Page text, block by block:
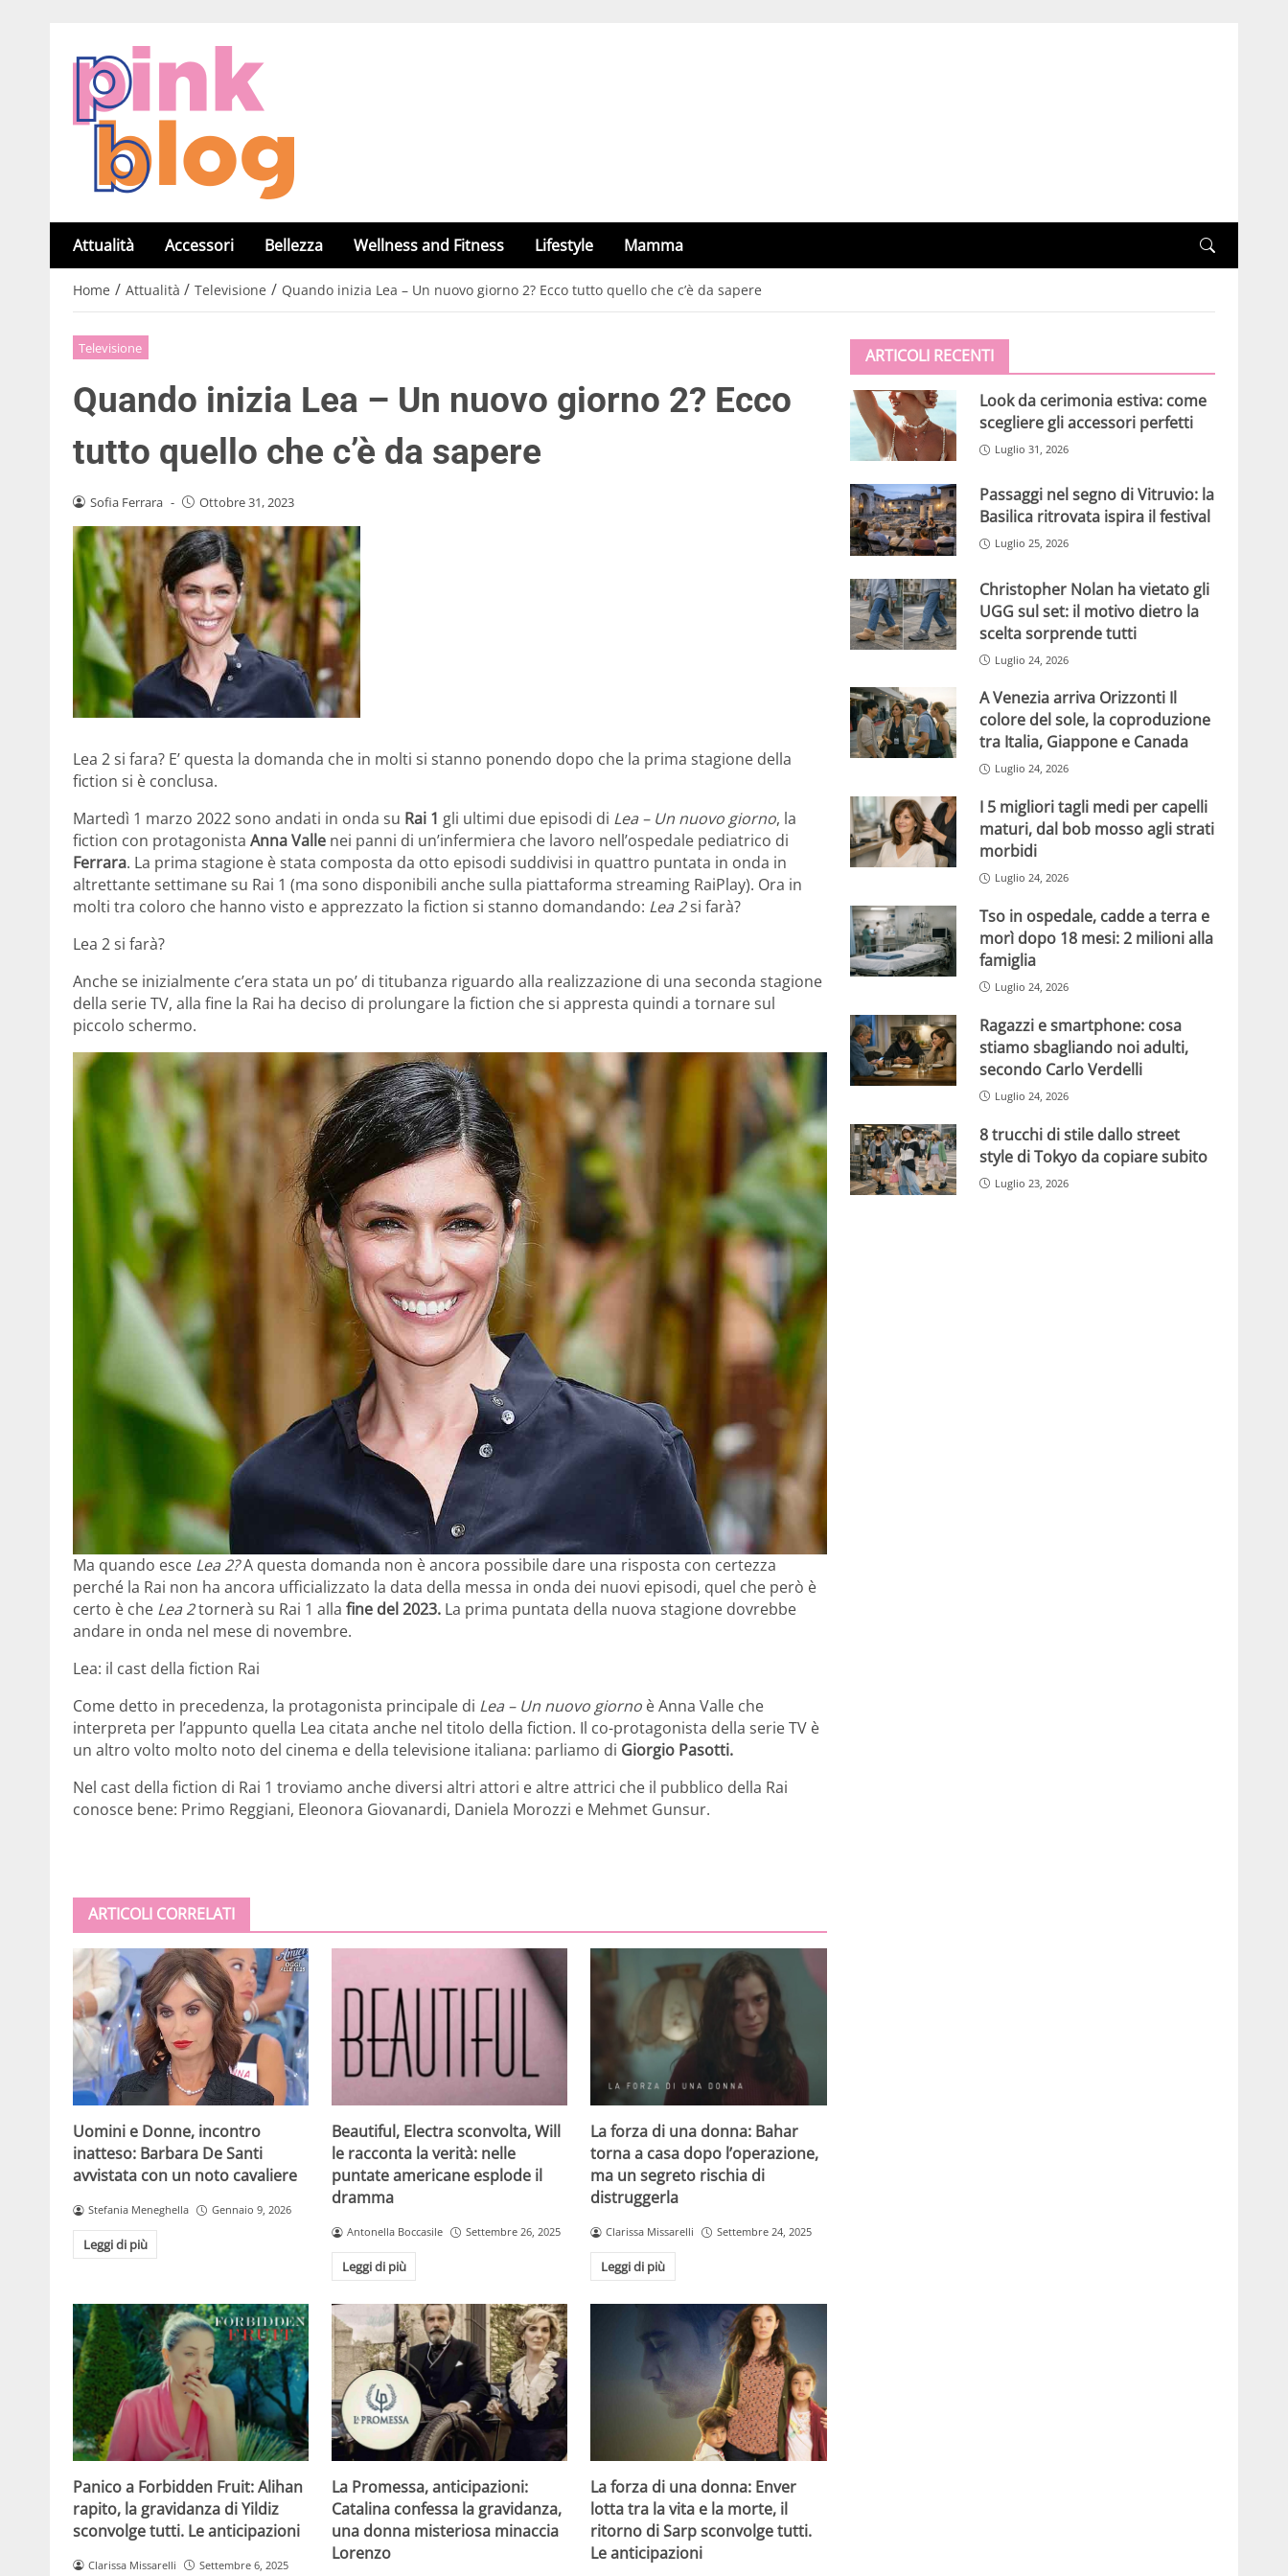
Attualità Accessori Bellezza Wellness and Fitness Lifestyle Mamma
Home / Attualità / Televisione / Quando inizia Lea – Un nuovo giorno 2? Ecco tutto quello che c’è da sapere
Televisione
Quando inizia Lea – Un nuovo giorno 2? Ecco
tutto quello che c’è da sapere
Sofia Ferrara - Ottobre 31, 2023
Lea 2 si fara? E’ questa la domanda che in molti si stanno ponendo dopo che la prima stagione della
fiction si è conclusa.
Martedì 1 marzo 2022 sono andati in onda su Rai 1 gli ultimi due episodi di Lea – Un nuovo giorno, la
fiction con protagonista Anna Valle nei panni di un’infermiera che lavoro nell’ospedale pediatrico di
Ferrara. La prima stagione è stata composta da otto episodi suddivisi in quattro puntata in onda in
altrettante settimane su Rai 1 (ma sono disponibili anche sulla piattaforma streaming RaiPlay). Ora in
molti tra coloro che hanno visto e apprezzato la fiction si stanno domandando: Lea 2si farà?
Lea 2 si farà?
Anche se inizialmente c’era stata un po’ di titubanza riguardo alla realizzazione di una seconda stagione
della serie TV, alla fine la Rai ha deciso di prolungare la fiction che si appresta quindi a tornare sul
piccolo schermo.
Ma quando esce Lea 2?A questa domanda non è ancora possibile dare una risposta con certezza
perché la Rai non ha ancora ufficializzato la data della messa in onda dei nuovi episodi, quel che però è
certo è che Lea 2tornerà su Rai 1 alla fine del 2023. La prima puntata della nuova stagione dovrebbe
andare in onda nel mese di novembre.
Lea: il cast della fiction Rai
Come detto in precedenza, la protagonista principale di Lea – Un nuovo giorno è Anna Valle che
interpreta per l’appunto quella Lea citata anche nel titolo della fiction. Il co-protagonista della serie TV è
un altro volto molto noto del cinema e della televisione italiana: parliamo di Giorgio Pasotti.
Nel cast della fiction di Rai 1 troviamo anche diversi altri attori e altre attrici che il pubblico della Rai
conosce bene: Primo Reggiani, Eleonora Giovanardi, Daniela Morozzi e Mehmet Gunsur.
ARTICOLI CORRELATI
Uomini e Donne, incontro
inatteso: Barbara De Santi
avvistata con un noto cavaliere
Stefania Meneghella Gennaio 9, 2026
Leggi di più
Beautiful, Electra sconvolta, Will
le racconta la verità: nelle
puntate americane esplode il
dramma
Antonella Boccasile Settembre 26, 2025
Leggi di più
La forza di una donna: Bahar
torna a casa dopo l’operazione,
ma un segreto rischia di
distruggerla
Clarissa Missarelli Settembre 24, 2025
Leggi di più
Panico a Forbidden Fruit: Alihan
rapito, la gravidanza di Yildiz
sconvolge tutti. Le anticipazioni
Clarissa Missarelli Settembre 6, 2025
La Promessa, anticipazioni:
Catalina confessa la gravidanza,
una donna misteriosa minaccia
Lorenzo
La forza di una donna: Enver
lotta tra la vita e la morte, il
ritorno di Sarp sconvolge tutti.
Le anticipazioni
ARTICOLI RECENTI
Look da cerimonia estiva: come
scegliere gli accessori perfetti
Luglio 31, 2026
Passaggi nel segno di Vitruvio: la
Basilica ritrovata ispira il festival
Luglio 25, 2026
Christopher Nolan ha vietato gli
UGG sul set: il motivo dietro la
scelta sorprende tutti
Luglio 24, 2026
A Venezia arriva Orizzonti Il
colore del sole, la coproduzione
tra Italia, Giappone e Canada
Luglio 24, 2026
I 5 migliori tagli medi per capelli
maturi, dal bob mosso agli strati
morbidi
Luglio 24, 2026
Tso in ospedale, cadde a terra e
morì dopo 18 mesi: 2 milioni alla
famiglia
Luglio 24, 2026
Ragazzi e smartphone: cosa
stiamo sbagliando noi adulti,
secondo Carlo Verdelli
Luglio 24, 2026
8 trucchi di stile dallo street
style di Tokyo da copiare subito
Luglio 23, 2026